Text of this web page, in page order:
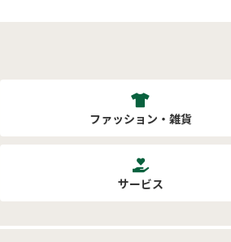
ファッション・雑貨
サービス